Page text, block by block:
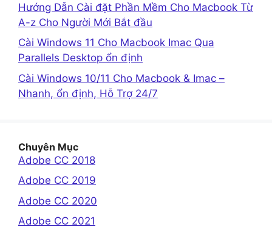
Hướng Dẫn Cài đặt Phần Mềm Cho Macbook Từ
A-z Cho Người Mới Bắt đầu
Cài Windows 11 Cho Macbook Imac Qua
Parallels Desktop ổn định
Cài Windows 10/11 Cho Macbook & Imac –
Nhanh, ổn định, Hỗ Trợ 24/7
Chuyên Mục
Adobe CC 2018
Adobe CC 2019
Adobe CC 2020
Adobe CC 2021